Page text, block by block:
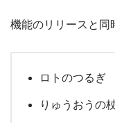
機能のリリースと同
ロトのつるぎ
りゅうおうの